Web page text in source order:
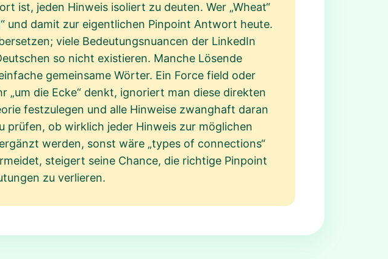
ist, jeden Hinweis isoliert zu deuten. Wer „Wheat“
und damit zur eigentlichen Pinpoint Antwort heute.
viele Bedeutungsnuancen der LinkedIn
so nicht existieren. Manche Lösende
gemeinsame Wörter. Ein Force field oder
die Ecke“ denkt, ignoriert man diese direkten
festzulegen und alle Hinweise zwanghaft daran
prüfen, ob wirklich jeder Hinweis zur möglichen
werden, sonst wäre „types of connections“
steigert seine Chance, die richtige Pinpoint
zu verlieren.